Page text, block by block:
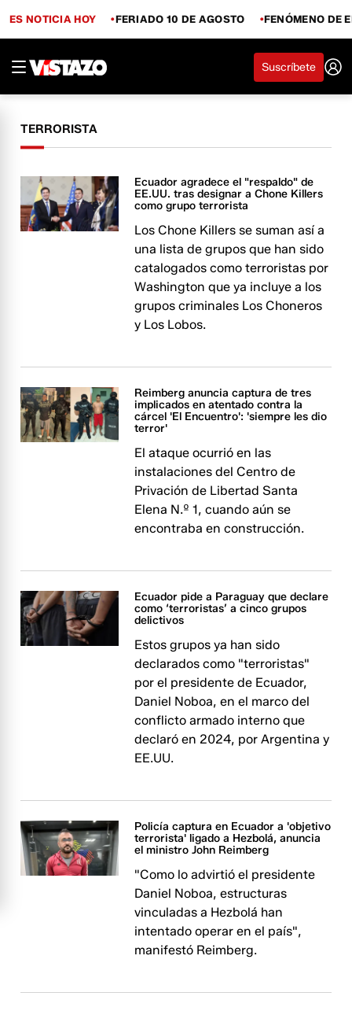
ES NOTICIA HOY FERIADO 10 DE AGOSTO FENÓMENO DE
Suscríbete
TERRORISTA
Ecuador agradece el "respaldo" de
EE.UU. tras designar a Chone Killers
como grupo terrorista
Los Chone Killers se suman así a
una lista de grupos que han sido
catalogados como terroristas por
Washington que ya incluye a los
grupos criminales Los Choneros
y Los Lobos.
Reimberg anuncia captura de tres
implicados en atentado contra la
cárcel 'El Encuentro': 'siempre les dio
terror'
El ataque ocurrió en las
instalaciones del Centro de
Privación de Libertad Santa
Elena N.º 1, cuando aún se
encontraba en construcción.
Ecuador pide a Paraguay que declare
como ‘terroristas’ a cinco grupos
delictivos
Estos grupos ya han sido
declarados como "terroristas"
por el presidente de Ecuador,
Daniel Noboa, en el marco del
conflicto armado interno que
declaró en 2024, por Argentina y
EE.UU.
Policía captura en Ecuador a 'objetivo
terrorista' ligado a Hezbolá, anuncia
el ministro John Reimberg
"Como lo advirtió el presidente
Daniel Noboa, estructuras
vinculadas a Hezbolá han
intentado operar en el país",
manifestó Reimberg.